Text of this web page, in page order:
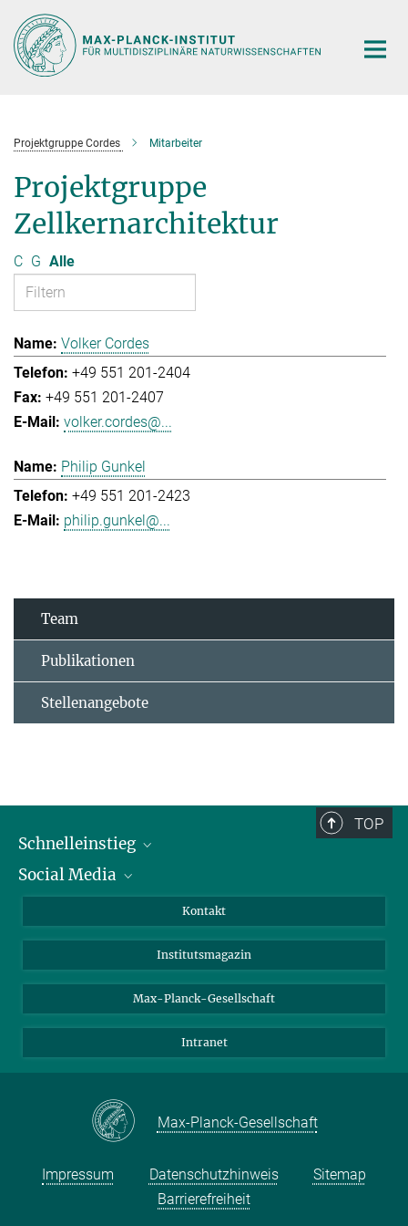
Hauptinhalt
Projektgruppe Cordes Mitarbeiter
Projektgruppe
Zellkernarchitektur
C G Alle
Volker Cordes
+49 551 201-2404
+49 551 201-2407
volker.cordes@...
Philip Gunkel
+49 551 201-2423
philip.gunkel@...
Team
Publikationen
Stellenangebote
TOP
Schnelleinstieg
Alumni
Fördernde
Schulen
Studierende
Social Media
Bluesky
Facebook
YouTube
Kontakt
Institutsmagazin
Max-Planck-Gesellschaft
Intranet
Max-Planck-Gesellschaft
Impressum Datenschutzhinweis
Sitemap
Barrierefreiheit